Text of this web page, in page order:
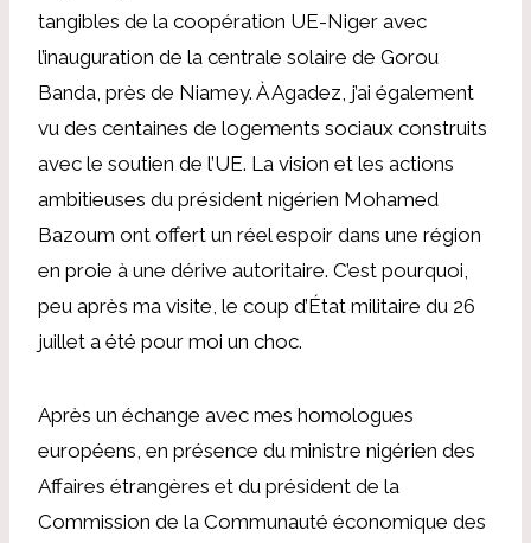
tangibles de la coopération UE-Niger avec
l’inauguration de la centrale solaire de Gorou
Banda, près de Niamey. À Agadez, j’ai également
vu des centaines de logements sociaux construits
avec le soutien de l’UE. La vision et les actions
ambitieuses du président nigérien Mohamed
Bazoum ont offert un réel espoir dans une région
en proie à une dérive autoritaire. C’est pourquoi,
peu après ma visite, le coup d’État militaire du 26
juillet a été pour moi un choc.
Après un échange avec mes homologues
européens, en présence du ministre nigérien des
Affaires étrangères et du président de la
Commission de la Communauté économique des